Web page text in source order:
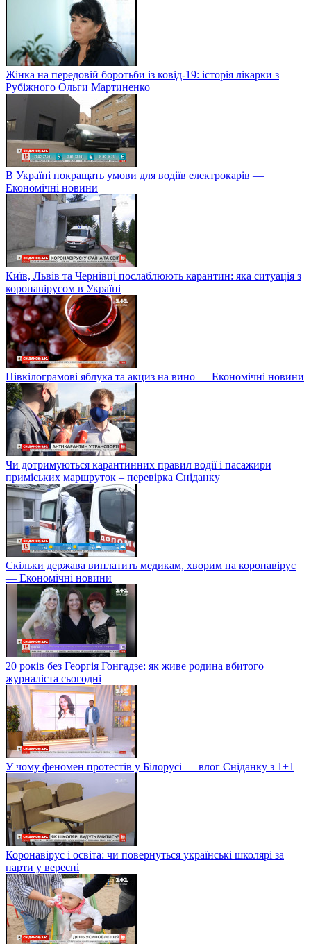
Жінка на передовій боротьби із ковід-19: історія лікарки з
Рубіжного Ольги Мартиненко
В Україні покращать умови для водіїв електрокарів —
Економічні новини
Київ, Львів та Чернівці послаблюють карантин: яка ситуація з
коронавірусом в Україні
Півкілограмові яблука та акциз на вино — Економічні новини
Чи дотримуються карантинних правил водії і пасажири
приміських маршруток – перевірка Сніданку
Скільки держава виплатить медикам, хворим на коронавірус
— Економічні новини
20 років без Георгія Гонгадзе: як живе родина вбитого
журналіста сьогодні
У чому феномен протестів у Білорусі — влог Сніданку з 1+1
Коронавірус і освіта: чи повернуться українські школярі за
парти у вересні